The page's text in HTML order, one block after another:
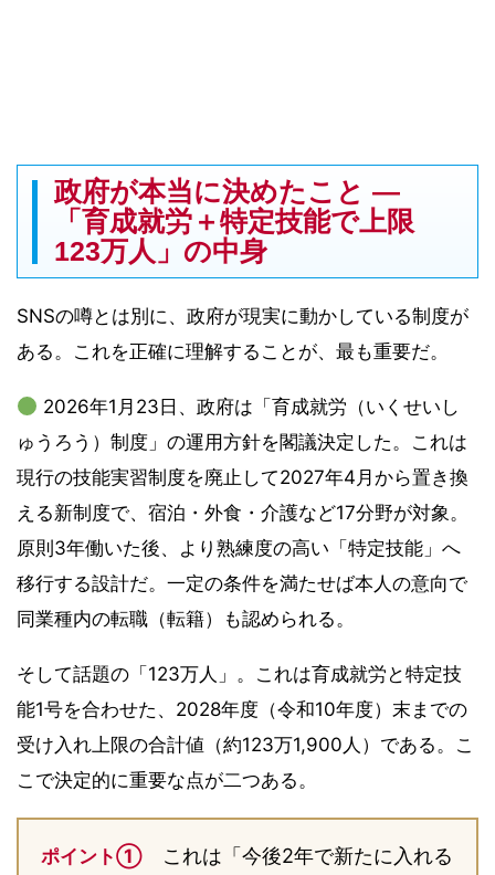
政府が本当に決めたこと ―
「育成就労＋特定技能で上限
123万人」の中身
SNSの噂とは別に、政府が現実に動かしている制度が
ある。これを正確に理解することが、最も重要だ。
2026年1月23日、政府は「育成就労（いくせいし
ゅうろう）制度」の運用方針を閣議決定した。これは
現行の技能実習制度を廃止して2027年4月から置き換
える新制度で、宿泊・外食・介護など17分野が対象。
原則3年働いた後、より熟練度の高い「特定技能」へ
移行する設計だ。一定の条件を満たせば本人の意向で
同業種内の転職（転籍）も認められる。
そして話題の「123万人」。これは育成就労と特定技
能1号を合わせた、2028年度（令和10年度）末までの
受け入れ上限の合計値（約123万1,900人）である。こ
こで決定的に重要な点が二つある。
ポイント① これは「今後2年で新たに入れる